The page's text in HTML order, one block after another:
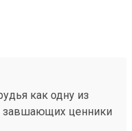
как одну из
завшающих ценники